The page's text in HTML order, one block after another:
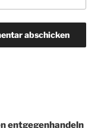
entgegenhandeln